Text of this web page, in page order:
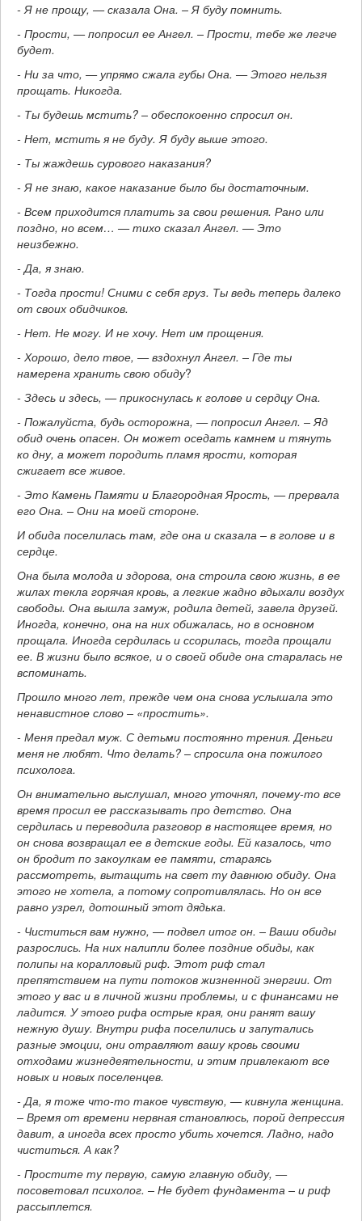
- Я не прощу, — сказала Она. – Я буду помнить.
- Прости, — попросил ее Ангел. – Прости, тебе же легче
будет.
- Ни за что, — упрямо сжала губы Она. — Этого нельзя
прощать. Никогда.
- Ты будешь мстить? – обеспокоенно спросил он.
- Нет, мстить я не буду. Я буду выше этого.
- Ты жаждешь сурового наказания?
- Я не знаю, какое наказание было бы достаточным.
- Всем приходится платить за свои решения. Рано или
поздно, но всем… — тихо сказал Ангел. — Это
неизбежно.
- Да, я знаю.
- Тогда прости! Сними с себя груз. Ты ведь теперь далеко
от своих обидчиков.
- Нет. Не могу. И не хочу. Нет им прощения.
- Хорошо, дело твое, — вздохнул Ангел. – Где ты
намерена хранить свою обиду?
- Здесь и здесь, — прикоснулась к голове и сердцу Она.
- Пожалуйста, будь осторожна, — попросил Ангел. – Яд
обид очень опасен. Он может оседать камнем и тянуть
ко дну, а может породить пламя ярости, которая
сжигает все живое.
- Это Камень Памяти и Благородная Ярость, — прервала
его Она. – Они на моей стороне.
И обида поселилась там, где она и сказала – в голове и в
сердце.
Она была молода и здорова, она строила свою жизнь, в ее
жилах текла горячая кровь, а легкие жадно вдыхали воздух
свободы. Она вышла замуж, родила детей, завела друзей.
Иногда, конечно, она на них обижалась, но в основном
прощала. Иногда сердилась и ссорилась, тогда прощали
ее. В жизни было всякое, и о своей обиде она старалась не
вспоминать.
Прошло много лет, прежде чем она снова услышала это
ненавистное слово – «простить».
- Меня предал муж. С детьми постоянно трения. Деньги
меня не любят. Что делать? – спросила она пожилого
психолога.
Он внимательно выслушал, много уточнял, почему-то все
время просил ее рассказывать про детство. Она
сердилась и переводила разговор в настоящее время, но
он снова возвращал ее в детские годы. Ей казалось, что
он бродит по закоулкам ее памяти, стараясь
рассмотреть, вытащить на свет ту давнюю обиду. Она
этого не хотела, а потому сопротивлялась. Но он все
равно узрел, дотошный этот дядька.
- Чиститься вам нужно, — подвел итог он. – Ваши обиды
разрослись. На них налипли более поздние обиды, как
полипы на коралловый риф. Этот риф стал
препятствием на пути потоков жизненной энергии. От
этого у вас и в личной жизни проблемы, и с финансами не
ладится. У этого рифа острые края, они ранят вашу
нежную душу. Внутри рифа поселились и запутались
разные эмоции, они отравляют вашу кровь своими
отходами жизнедеятельности, и этим привлекают все
новых и новых поселенцев.
- Да, я тоже что-то такое чувствую, — кивнула женщина.
– Время от времени нервная становлюсь, порой депрессия
давит, а иногда всех просто убить хочется. Ладно, надо
чиститься. А как?
- Простите ту первую, самую главную обиду, —
посоветовал психолог. – Не будет фундамента – и риф
рассыплется.